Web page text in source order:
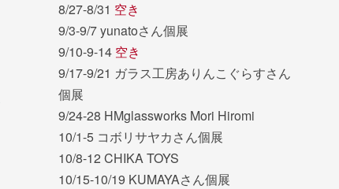
8/27-8/31 空き
9/3-9/7 yunatoさん個展
9/10-9-14 空き
9/17-9/21 ガラス工房ありんこぐらすさん
個展
9/24-28 HMglassworks Mori Hiromi
10/1-5 コボリサヤカさん個展
10/8-12 CHIKA TOYS
10/15-10/19 KUMAYAさん個展